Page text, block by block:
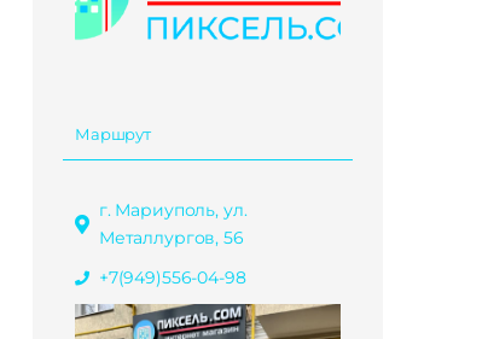
Маршрут
г. Мариуполь, ул.
Металлургов, 56
+7(949)556-04-98